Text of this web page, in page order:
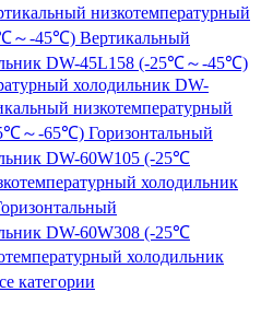
низкотемпературный
～-45℃) Вертикальный
DW-45L158 (-25℃～-45℃)
холодильник DW-
низкотемпературный
～-65℃) Горизонтальный
DW-60W105 (-25℃
холодильник
DW-60W308 (-25℃
холодильник
категории